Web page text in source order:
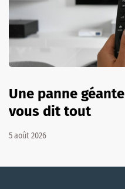
Une panne
vous dit tout
5 août 2026